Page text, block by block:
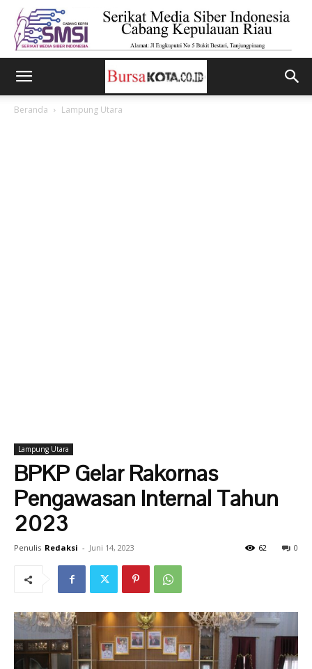
Beranda Lampung Utara
Lampung Utara
BPKP Gelar Rakornas
Pengawasan Internal Tahun
2023
Penulis Redaksi - Juni 14, 2023 0
62